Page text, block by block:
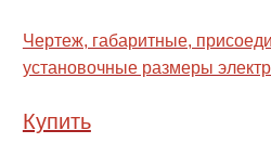
Чертеж, габаритные,
установочные размеры
Купить